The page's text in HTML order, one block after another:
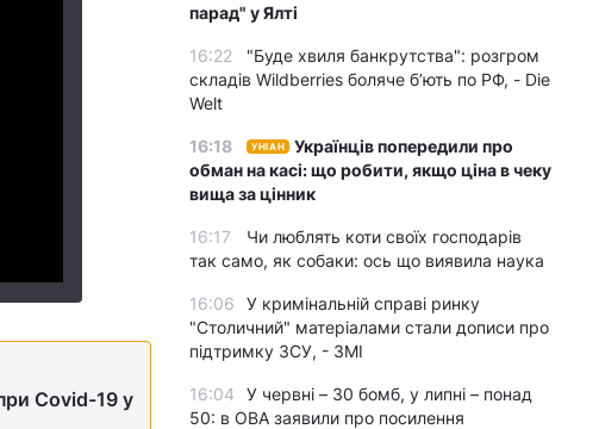
Covid-19 у
парад" у Ялті
16:22
"Буде хвиля банкрутства": розгром
складів Wildberries боляче бʼють по РФ, - Die
Welt
16:18 УНІАН
Українців попередили про
обман на касі: що робити, якщо ціна в чеку
вища за цінник
16:17
Чи люблять коти своїх господарів
так само, як собаки: ось що виявила наука
16:06
У кримінальній справі ринку
"Столичний" матеріалами стали дописи про
підтримку ЗСУ, - ЗМІ
16:04
У червні – 30 бомб, у липні – понад
50: в ОВА заявили про посилення